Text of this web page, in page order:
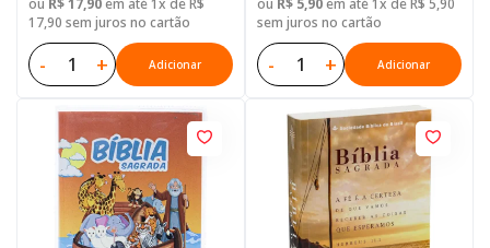
ou R$ 17,90em até 1x de R$
17,90 sem juros no cartão
- + Adicionar
ou R$ 5,90em até 1x de R$ 5,90
sem juros no cartão
- + Adicionar